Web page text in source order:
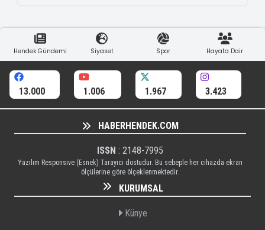
Hendek Gündemi Siyaset Spor Hayata Dair
13.000 1.006 1.967 3.423
HABERHENDEK.COM
ISSN : 2148-7995
Yazılım Responsive (Esnek) Tarayıcı dostudur. Bu sebeple her cihazda ekran
ölçülerine göre ölçeklenmektedir.
KURUMSAL
Künye